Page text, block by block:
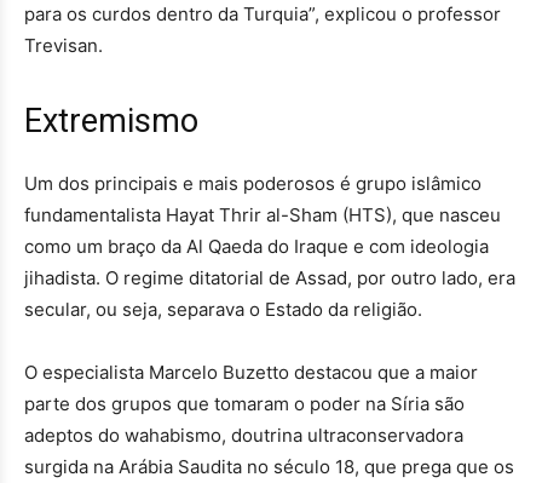
para os curdos dentro da Turquia”, explicou o professor
Trevisan.
Extremismo
Um dos principais e mais poderosos é grupo islâmico
fundamentalista Hayat Thrir al-Sham (HTS), que nasceu
como um braço da Al Qaeda do Iraque e com ideologia
jihadista. O regime ditatorial de Assad, por outro lado, era
secular, ou seja, separava o Estado da religião.
O especialista Marcelo Buzetto destacou que a maior
parte dos grupos que tomaram o poder na Síria são
adeptos do wahabismo, doutrina ultraconservadora
surgida na Arábia Saudita no século 18, que prega que os